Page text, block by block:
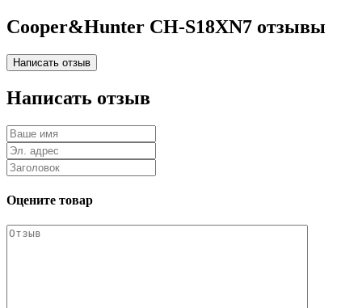
Cooper&Hunter CH-S18XN7 отзывы
Написать отзыв
Оцените товар